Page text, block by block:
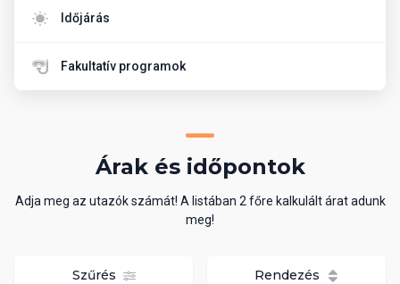
Időjárás
Fakultatív programok
Árak és időpontok
Adja meg az utazók számát! A listában 2 főre kalkulált árat adunk
meg!
Szűrés Rendezés